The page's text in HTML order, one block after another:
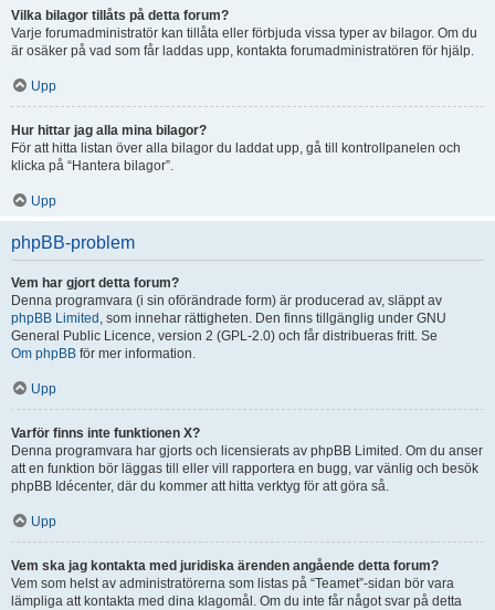
Vilka bilagor tillåts på detta forum?
Varje forumadministratör kan tillåta eller förbjuda vissa typer av bilagor. Om du
är osäker på vad som får laddas upp, kontakta forumadministratören för hjälp.
Upp
Hur hittar jag alla mina bilagor?
För att hitta listan över alla bilagor du laddat upp, gå till kontrollpanelen och
klicka på “Hantera bilagor”.
Upp
phpBB-problem
Vem har gjort detta forum?
Denna programvara (i sin oförändrade form) är producerad av, släppt av
phpBB Limited , som innehar rättigheten. Den finns tillgänglig under GNU
General Public Licence, version 2 (GPL-2.0) och får distribueras fritt. Se
Om phpBB för mer information.
Upp
Varför finns inte funktionen X?
Denna programvara har gjorts och licensierats av phpBB Limited. Om du anser
att en funktion bör läggas till eller vill rapportera en bugg, var vänlig och besök
phpBB Idécenter, där du kommer att hitta verktyg för att göra så.
Upp
Vem ska jag kontakta med juridiska ärenden angående detta forum?
Vem som helst av administratörerna som listas på “Teamet”-sidan bör vara
lämpliga att kontakta med dina klagomål. Om du inte får något svar på detta